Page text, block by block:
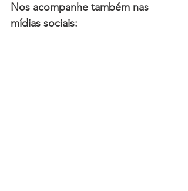
Nos acompanhe também nas
mídias sociais: